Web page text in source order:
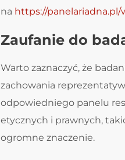
na https://panelariadna.pl/
Zaufanie do
Warto zaznaczyć, że
zachowania
odpowiedniego panelu
etycznych i prawnych,
ogromne znaczenie.